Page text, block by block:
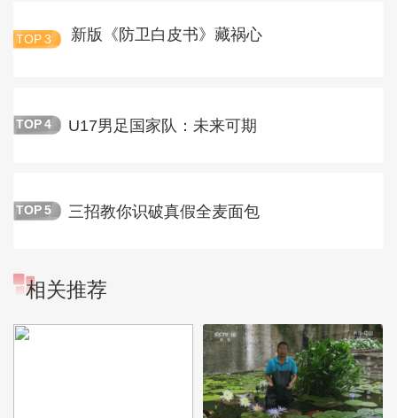
TOP 3 新版《防卫白皮书》藏祸心
TOP 4 U17男足国家队：未来可期
TOP 5 三招教你识破真假全麦面包
相关推荐